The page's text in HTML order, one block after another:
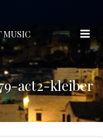
MUSIC
act2-kleiber